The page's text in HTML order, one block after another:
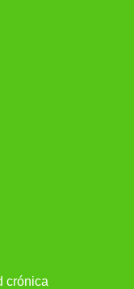
crónica